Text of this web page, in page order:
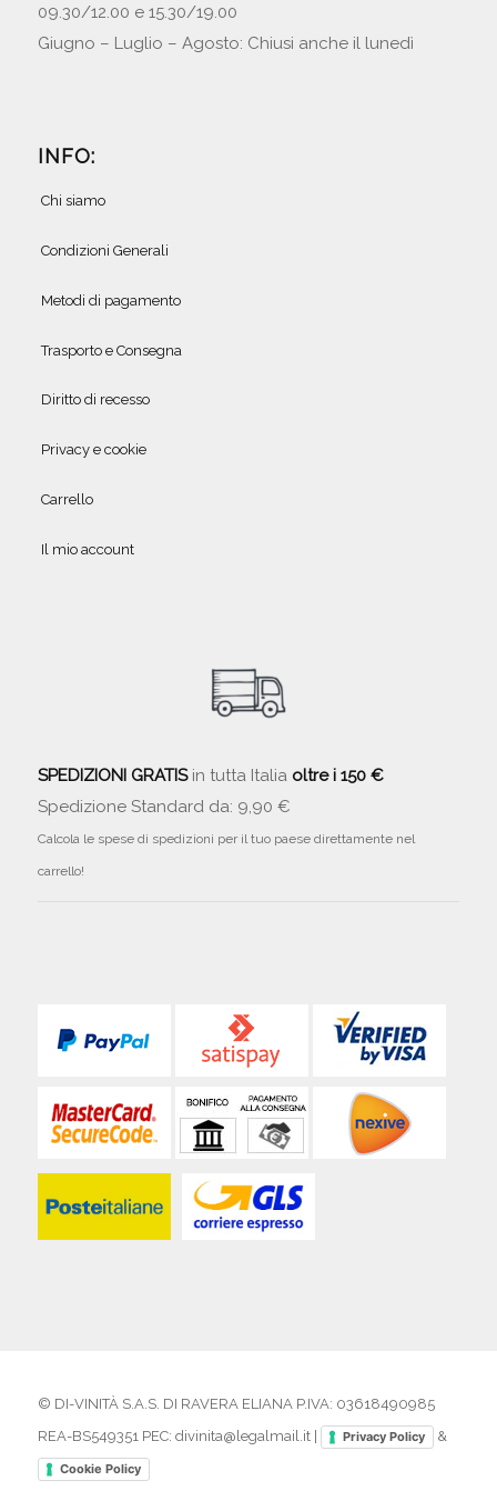
09.30/12.00 e 15.30/19.00
Giugno – Luglio – Agosto: Chiusi anche il lunedì
INFO:
Chi siamo
Condizioni Generali
Metodi di pagamento
Trasporto e Consegna
Diritto di recesso
Privacy e cookie
Carrello
Il mio account
SPEDIZIONI GRATISin tutta Italia oltre i 150 €
Spedizione Standard da: 9,90 €
Calcola le spese di spedizioni per il tuo paese direttamente nel
carrello!
© DI-VINITÀ S.A.S. DI RAVERA ELIANA P.IVA: 03618490985
REA-BS549351 PEC: divinita@legalmail.it |
Privacy Policy &
Cookie Policy